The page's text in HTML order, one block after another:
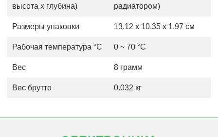
высота х глубина)
радиатором)
Размеры упаковки 13.12 x 10.35 x 1.97 см
Рабочая температура °С 0 ~ 70 °C
Вес 8 грамм
Вес брутто 0.032 кг